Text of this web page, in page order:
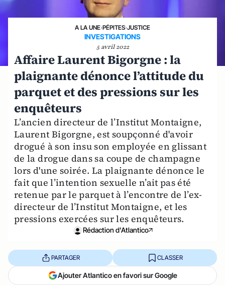
A LA UNE›PÉPITES›JUSTICE
INVESTIGATIONS
5 avril 2022
Affaire Laurent Bigorgne : la
plaignante dénonce l’attitude du
parquet et des pressions sur les
enquêteurs
L’ancien directeur de l’Institut Montaigne,
Laurent Bigorgne, est soupçonné d'avoir
drogué à son insu son employée en glissant
de la drogue dans sa coupe de champagne
lors d'une soirée. La plaignante dénonce le
fait que l’intention sexuelle n’ait pas été
retenue par le parquet à l’encontre de l’ex-
directeur de l’Institut Montaigne, et les
pressions exercées sur les enquêteurs.
Rédaction d'Atlantico
PARTAGER CLASSER
Ajouter Atlantico en favori sur Google